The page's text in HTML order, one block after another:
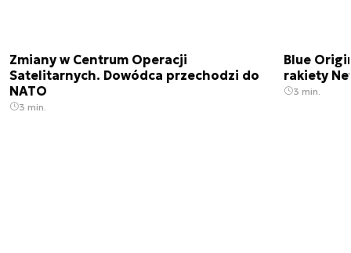
Zmiany w Centrum Operacji
Satelitarnych. Dowódca przechodzi do
NATO
3 min.
Blue
rakiety
3 min.